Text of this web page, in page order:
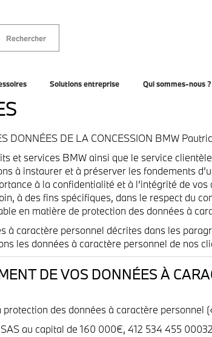
Solutions entreprise Qui sommes-nous ?
DONNÉES DE LA CONCESSION BMW Pautric
et services BMW ainsi que le service
à instaurer et à préserver les fondements
à la confidentialité et à l’intégrité de
à des fins spécifiques, dans le respect du
en matière de protection des données à
à caractère personnel décrites dans les
les données à caractère personnel de nos
DE VOS DONNÉES À
des données à caractère personnel
au capital de 160 000€, 412 534 455